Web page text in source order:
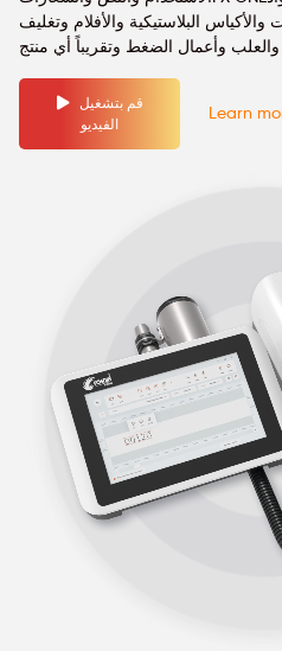
البلاستيكية والأفلام وتغليف
والعلب وأعمال الضغط وتقريباً أي منتج
قم بتشغيل
الفيديو
Learn